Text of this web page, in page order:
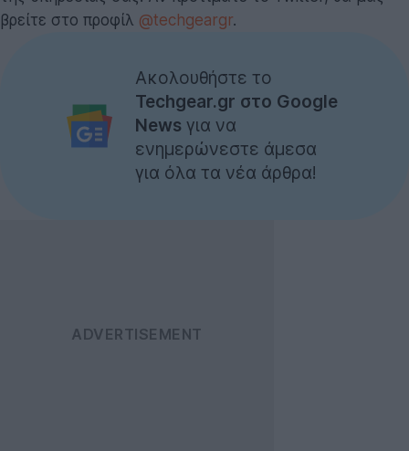
βρείτε στο προφίλ @techgeargr.
Ακολουθήστε το
Techgear.gr στο Google
News για να
ενημερώνεστε άμεσα
για όλα τα νέα άρθρα!